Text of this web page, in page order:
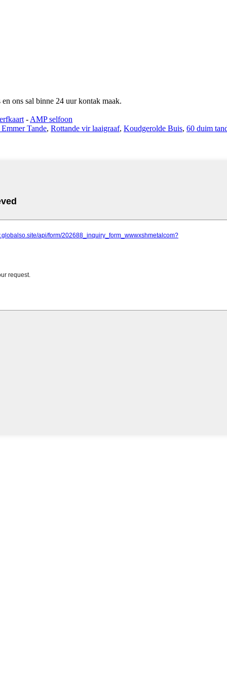
ons sal binne 24 uur kontak maak.
- AMP selfoon
Tande, Rottande vir laaigraaf, Koudgerolde Buis, 60 duim